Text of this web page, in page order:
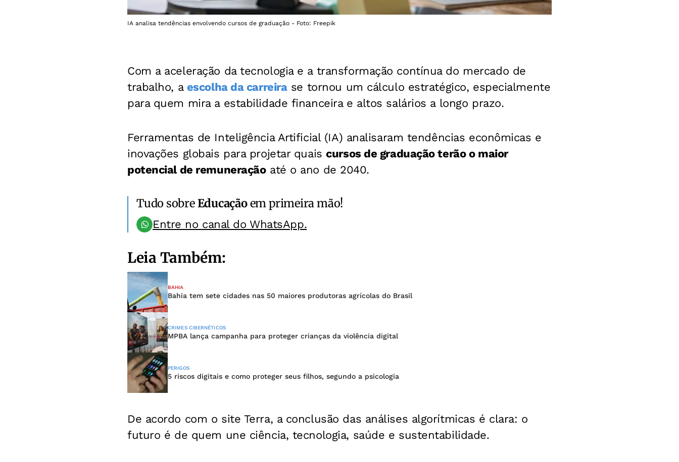
IA analisa tendências envolvendo cursos de graduação - Foto: Freepik
Com a aceleração da tecnologia e a transformação contínua do mercado de
trabalho, a escolha da carreirase tornou um cálculo estratégico, especialmente
para quem mira a estabilidade financeira e altos salários a longo prazo.
Ferramentas de Inteligência Artificial (IA) analisaram tendências econômicas e
inovações globais para projetar quaiscursos de graduação terão o maior
potencial de remuneraçãoaté o ano de 2040.
Tudo sobreEducaçãoem primeira mão!
Entre no canal do WhatsApp.
Leia Também:
BAHIA
Bahia tem sete cidades nas 50 maiores produtoras agrícolas do Brasil
CRIMES CIBERNÉTICOS
MPBA lança campanha para proteger crianças da violência digital
PERIGOS
5 riscos digitais e como proteger seus filhos, segundo a psicologia
De acordo com o site Terra, a conclusão das análises algorítmicas é clara: o
futuro é de quem une ciência, tecnologia, saúde e sustentabilidade.